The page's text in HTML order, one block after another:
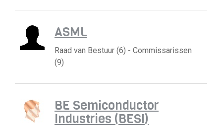
ASML
Raad van Bestuur (6) - Commissarissen
(9)
BE Semiconductor
Industries (BESI)